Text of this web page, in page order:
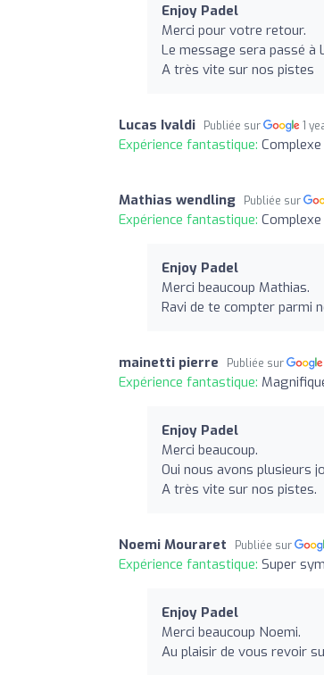
Enjoy Padel
Merci pour votre retour.
Le message sera passé à
A très vite sur nos pistes
Lucas Ivaldi Publiée sur 1
Expérience fantastique:
Mathias wendling Publiée sur
Expérience fantastique:
Enjoy Padel
Merci beaucoup Mathias.
Ravi de te compter parmi
mainetti pierre Publiée sur
Expérience fantastique:
Enjoy Padel
Merci beaucoup.
Oui nous avons plusieurs
A très vite sur nos pistes.
Noemi Mouraret Publiée sur
Expérience fantastique: Super
Enjoy Padel
Merci beaucoup Noemi.
Au plaisir de vous revoir